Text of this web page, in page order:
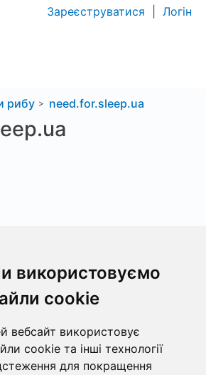
використовуємо
cookie
вебсайт використовує
cookie та інші технології
для покращення
Зареєструватися Логін
рибу need.for.sleep.ua